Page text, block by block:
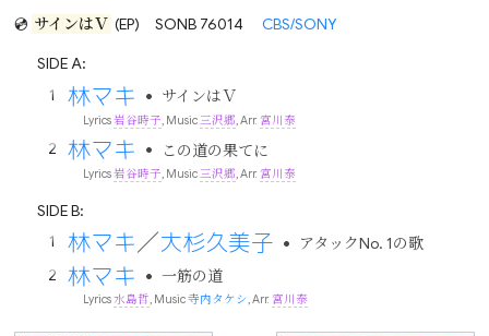
💿 サインはＶ (EP)SONB 76014
CBS/SONY
SIDE A:
林マキ • サインはＶ
Lyrics岩谷時子 , Music 三沢郷 , Arr. 宮川泰
林マキ • この道の果てに
Lyrics岩谷時子, Music三沢郷, Arr. 宮川泰
SIDE B:
林マキ／大杉久美子 • アタックNo. 1の歌
林マキ • 一筋の道
Lyrics水島哲, Music寺内タケシ, Arr. 宮川泰